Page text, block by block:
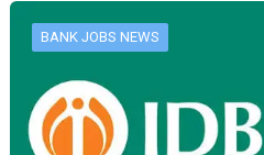
BANK JOBS NEWS